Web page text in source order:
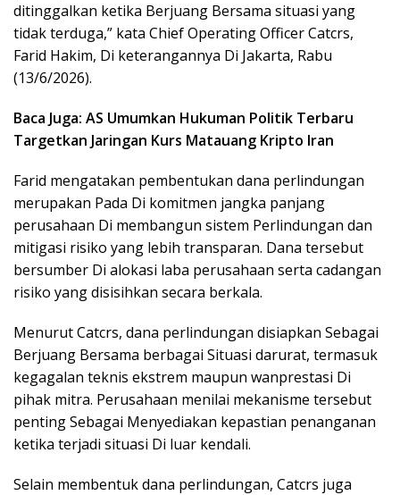
ditinggalkan ketika Berjuang Bersama situasi yang
tidak terduga,” kata Chief Operating Officer Catcrs,
Farid Hakim, Di keterangannya Di Jakarta, Rabu
(13/6/2026).
Baca Juga: AS Umumkan Hukuman Politik Terbaru
Targetkan Jaringan Kurs Matauang Kripto Iran
Farid mengatakan pembentukan dana perlindungan
merupakan Pada Di komitmen jangka panjang
perusahaan Di membangun sistem Perlindungan dan
mitigasi risiko yang lebih transparan. Dana tersebut
bersumber Di alokasi laba perusahaan serta cadangan
risiko yang disisihkan secara berkala.
Menurut Catcrs, dana perlindungan disiapkan Sebagai
Berjuang Bersama berbagai Situasi darurat, termasuk
kegagalan teknis ekstrem maupun wanprestasi Di
pihak mitra. Perusahaan menilai mekanisme tersebut
penting Sebagai Menyediakan kepastian penanganan
ketika terjadi situasi Di luar kendali.
Selain membentuk dana perlindungan, Catcrs juga